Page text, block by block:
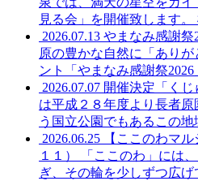
見る会」を開催致します。
2026.07.13 やまなみ感謝祭
原の豊かな自然に「あり
ント「やまなみ感謝祭2026
2026.07.07 開催決定「くじ
は平成２８年度より長者
う国立公園でもあるこの
2026.06.25
【ここのわマ
１１）
「ここのわ」には
ぎ、その輪を少しずつ広